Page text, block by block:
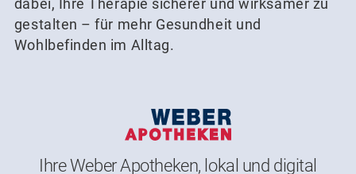
dabei, Ihre Therapie sicherer und wirksamer zu
gestalten – für mehr Gesundheit und
Wohlbefinden im Alltag.
Ihre Weber Apotheken, lokal und digital